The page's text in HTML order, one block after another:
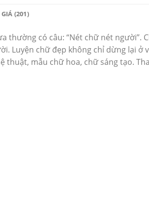
(201)
thường có câu: “Nét chữ nét
Luyện chữ đẹp không chỉ dừng lại ở
thuật, mẫu chữ hoa, chữ sáng tạo.